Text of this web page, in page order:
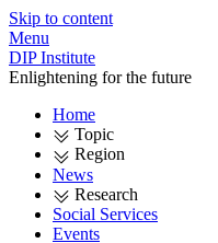
Skip to content
Menu
DIP Institute
Enlightening for the future
Home
Topic
Region
News
Research
Social Services
Events